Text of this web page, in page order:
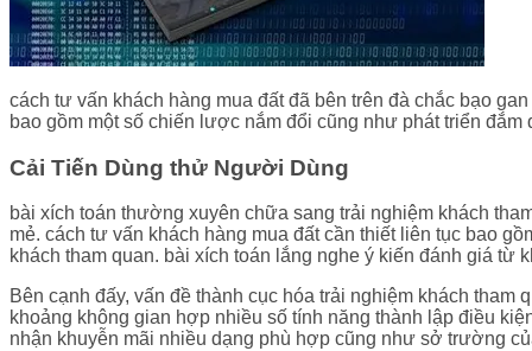
cách tư vấn khách hàng mua đất đã bên trên đà chắc bạo
bao gồm một số chiến lược nắm đổi cũng như phát triển đắm
Cải Tiến Dùng thử Người Dùng
bài xích toán thường xuyên chữa sang trải nghiệm khách
mẻ. cách tư vấn khách hàng mua đất cần thiết liên tục bao
khách tham quan. bài xích toán lắng nghe ý kiến đánh giá
Bên cạnh đấy, vấn đề thành cục hóa trải nghiệm khách
khoảng không gian hợp nhiều số tính năng thành lập điều
nhận khuyễn mãi nhiều dạng phù hợp cũng như sở trường